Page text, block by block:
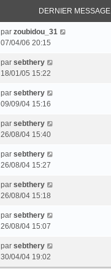
DERNIER MESSAGE
par zoubidou_31
07/04/06 20:15
par sebthery
18/01/05 15:22
par sebthery
09/09/04 15:16
par sebthery
26/08/04 15:40
par sebthery
26/08/04 15:27
par sebthery
26/08/04 15:18
par sebthery
26/08/04 15:07
par sebthery
30/04/04 19:02